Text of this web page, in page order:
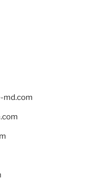
md.com